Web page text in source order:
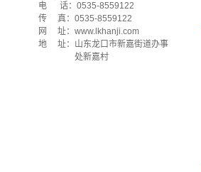
电 话：0535-8559122
传 真：0535-8559122
网 址：www.lkhanji.com
地 址：山东龙口市新嘉街道办事
处新嘉村